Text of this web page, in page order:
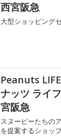
西宮阪急
大型ショッピング
Peanuts
ナッツ ライ
宮阪急
スヌーピーたちの
を提案するショッ